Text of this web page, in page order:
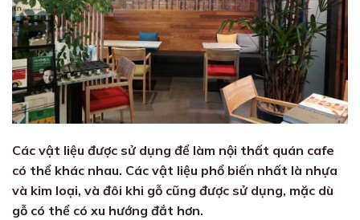
Các vật liệu được sử dụng để làm nội thất quán cafe
có thể khác nhau. Các vật liệu phổ biến nhất là nhựa
và kim loại, và đôi khi gỗ cũng được sử dụng, mặc dù
gỗ có thể có xu hướng đắt hơn.